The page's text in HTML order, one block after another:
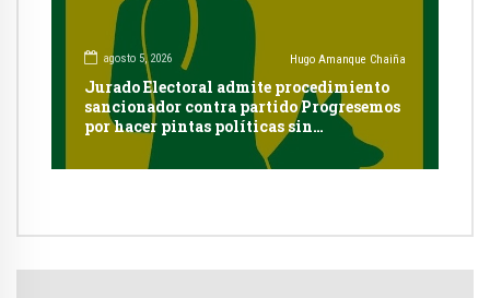
agosto 5, 2026 Hugo Amanque Chaiña
Jurado Electoral admite procedimiento
sancionador contra partido Progresemos
por hacer pintas políticas sin
autorización en Cayma